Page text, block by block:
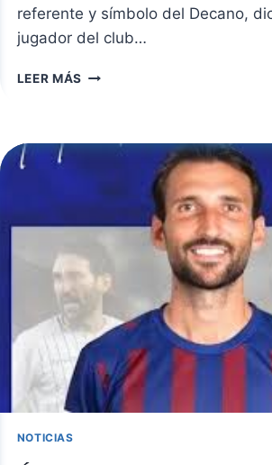
referente y símbolo del Decano,
jugador del club…
LEER MÁS RUBÉN
RECREATIVO
HUELVA:
SE
UN
CAPITÁN
ETERNO
NOTICIAS